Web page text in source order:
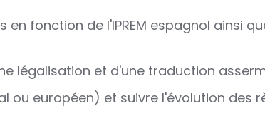
fonction de l'IPREM espagnol ainsi
légalisation et d'une traduction
ou européen) et suivre l'évolution des